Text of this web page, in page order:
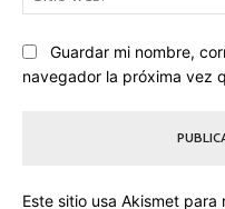
Guardar mi nombre,
navegador la próxima vez
Este sitio usa Akismet para